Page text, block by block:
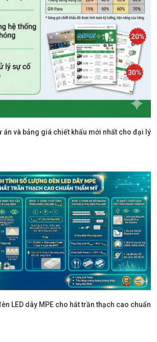
án và bảng giá chiết khấu mới nhất cho đại lý
LED dây MPE cho hắt trần thạch cao chuẩn